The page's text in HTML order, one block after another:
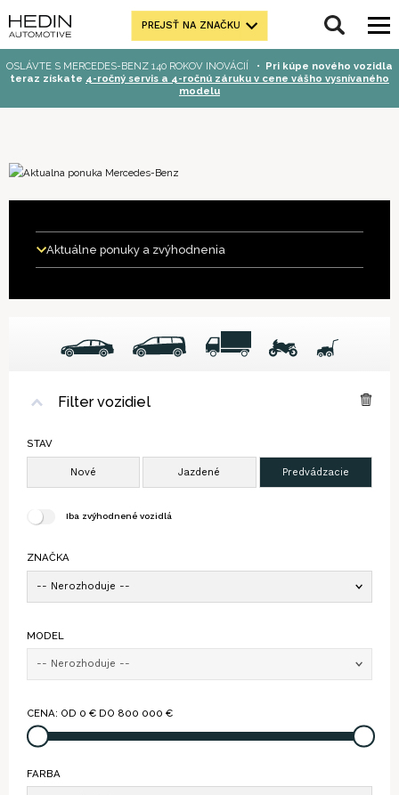
PREJSŤ NA ZNAČKU
OSLÁVTE S MERCEDES-BENZ 140 ROKOV INOVÁCIÍ • Pri kúpe nového vozidla
teraz získate 4-ročný servis a 4-ročnú záruku v cene vášho vysnívaného
modelu
Aktuálne ponuky a zvýhodnenia
Filter vozidiel
STAV
Iba zvýhodnené vozidlá
ZNAČKA
-- Nerozhoduje --
MODEL
-- Nerozhoduje --
CENA: OD 0 € DO 800 000 €
FARBA